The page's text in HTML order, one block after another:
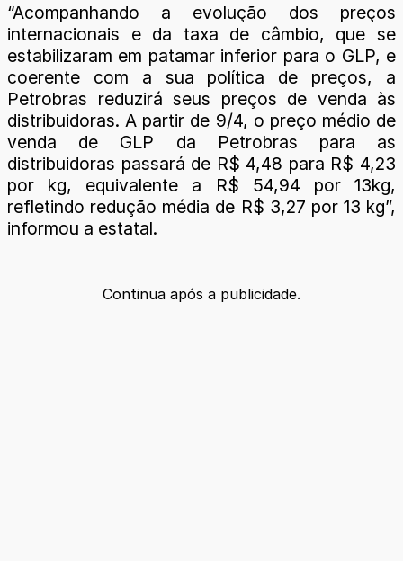
“Acompanhando a evolução dos preços
internacionais e da taxa de câmbio, que se
estabilizaram em patamar inferior para o GLP, e
coerente com a sua política de preços, a
Petrobras reduzirá seus preços de venda às
distribuidoras. A partir de 9/4, o preço médio de
venda de GLP da Petrobras para as
distribuidoras passará de R$ 4,48 para R$ 4,23
por kg, equivalente a R$ 54,94 por 13kg,
refletindo redução média de R$ 3,27 por 13 kg”,
informou a estatal.
Continua após a publicidade.